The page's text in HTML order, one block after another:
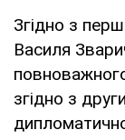
Згідно з
Василя
згідно з